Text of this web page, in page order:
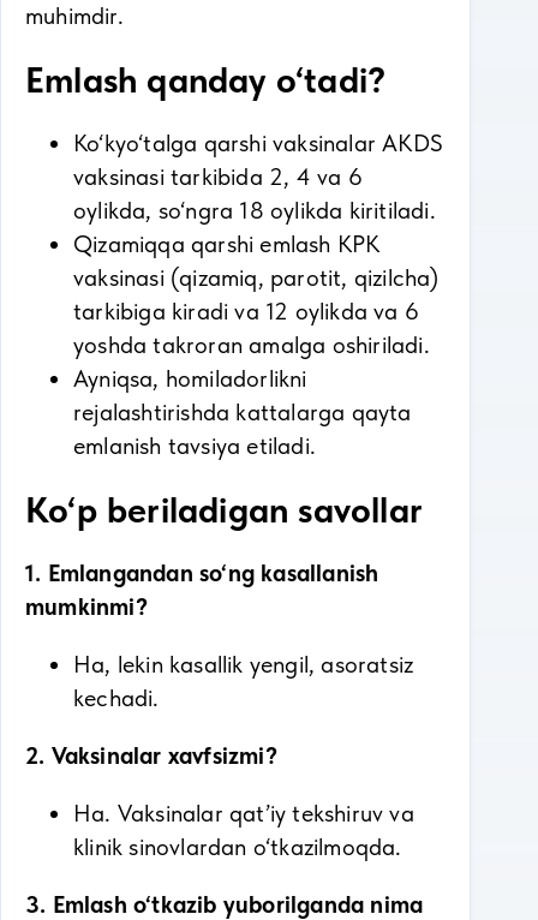
muhimdir.
Emlash qanday o‘tadi?
Ko‘kyo‘talga qarshi vaksinalar AKDS
vaksinasi tarkibida 2, 4 va 6
oylikda, so‘ngra 18 oylikda kiritiladi.
Qizamiqqa qarshi emlash KPK
vaksinasi (qizamiq, parotit, qizilcha)
tarkibiga kiradi va 12 oylikda va 6
yoshda takroran amalga oshiriladi.
Ayniqsa, homiladorlikni
rejalashtirishda kattalarga qayta
emlanish tavsiya etiladi.
Ko‘p beriladigan savollar
1. Emlangandan so‘ng kasallanish
mumkinmi?
Ha, lekin kasallik yengil, asoratsiz
kechadi.
2. Vaksinalar xavfsizmi?
Ha. Vaksinalar qat’iy tekshiruv va
klinik sinovlardan o‘tkazilmoqda.
3. Emlash o‘tkazib yuborilganda nima